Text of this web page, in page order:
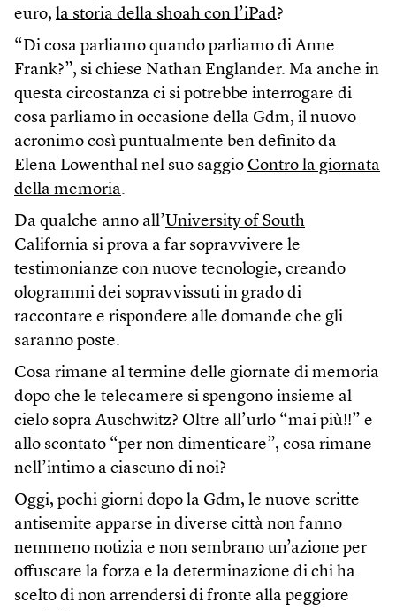
euro, la storia della shoah con l’iPad?
“Di cosa parliamo quando parliamo di Anne
Frank?”, si chiese Nathan Englander. Ma anche in
questa circostanza ci si potrebbe interrogare di
cosa parliamo in occasione della Gdm, il nuovo
acronimo così puntualmente ben definito da
Elena Lowenthal nel suo saggio Contro la giornata
della memoria.
Da qualche anno all’ University of South
California si prova a far sopravvivere le
testimonianze con nuove tecnologie, creando
ologrammi dei sopravvissuti in grado di
raccontare e rispondere alle domande che gli
saranno poste.
Cosa rimane al termine delle giornate di memoria
dopo che le telecamere si spengono insieme al
cielo sopra Auschwitz? Oltre all’urlo “mai più!!” e
allo scontato “per non dimenticare”, cosa rimane
nell’intimo a ciascuno di noi?
Oggi, pochi giorni dopo la Gdm, le nuove scritte
antisemite apparse in diverse città non fanno
nemmeno notizia e non sembrano un’azione per
offuscare la forza e la determinazione di chi ha
scelto di non arrendersi di fronte alla peggiore